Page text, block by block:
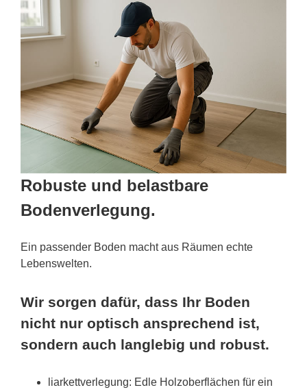
Robuste und belastbare
Bodenverlegung.
Ein passender Boden macht aus Räumen echte
Lebenswelten.
Wir sorgen dafür, dass Ihr Boden
nicht nur optisch ansprechend ist,
sondern auch langlebig und robust.
liarkettverlegung: Edle Holzoberflächen für ein